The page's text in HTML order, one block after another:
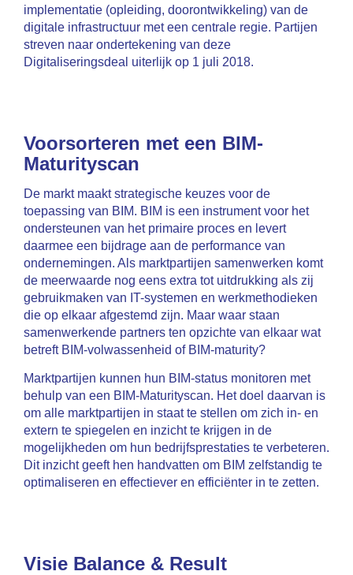
implementatie (opleiding, doorontwikkeling) van de
digitale infrastructuur met een centrale regie. Partijen
streven naar ondertekening van deze
Digitaliseringsdeal uiterlijk op 1 juli 2018.
Voorsorteren met een BIM-
Maturityscan
De markt maakt strategische keuzes voor de
toepassing van BIM. BIM is een instrument voor het
ondersteunen van het primaire proces en levert
daarmee een bijdrage aan de performance van
ondernemingen. Als marktpartijen samenwerken komt
de meerwaarde nog eens extra tot uitdrukking als zij
gebruikmaken van IT-systemen en werkmethodieken
die op elkaar afgestemd zijn. Maar waar staan
samenwerkende partners ten opzichte van elkaar wat
betreft BIM-volwassenheid of BIM-maturity?
Marktpartijen kunnen hun BIM-status monitoren met
behulp van een BIM-Maturityscan. Het doel daarvan is
om alle marktpartijen in staat te stellen om zich in- en
extern te spiegelen en inzicht te krijgen in de
mogelijkheden om hun bedrijfsprestaties te verbeteren.
Dit inzicht geeft hen handvatten om BIM zelfstandig te
optimaliseren en effectiever en efficiënter in te zetten.
Visie Balance & Result